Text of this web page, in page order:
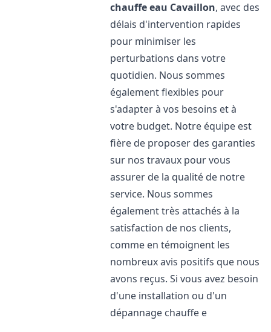
chauffe eau Cavaillon, avec des
délais d'intervention rapides
pour minimiser les
perturbations dans votre
quotidien. Nous sommes
également flexibles pour
s'adapter à vos besoins et à
votre budget. Notre équipe est
fière de proposer des garanties
sur nos travaux pour vous
assurer de la qualité de notre
service. Nous sommes
également très attachés à la
satisfaction de nos clients,
comme en témoignent les
nombreux avis positifs que nous
avons reçus. Si vous avez besoin
d'une installation ou d'un
dépannage chauffe e